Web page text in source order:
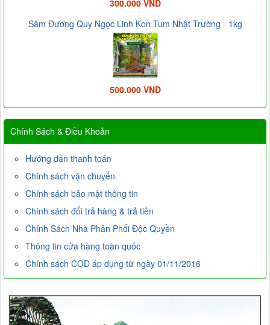
300.000 VND
Sâm Đương Quy Ngọc Linh Kon Tum Nhật Trường - 1kg
500.000 VND
Chính Sách & Điều Khoản
Hướng dẫn thanh toán
Chính sách vận chuyển
Chính sách bảo mật thông tin
Chính sách đổi trả hàng & trả tiền
Chính Sách Nhà Phân Phối Độc Quyền
Thông tin cửa hàng toàn quốc
Chính sách COD áp dụng từ ngày 01/11/2016